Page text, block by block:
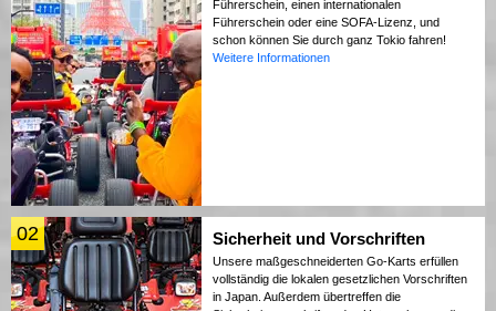
Führerschein, einen internationalen
Führerschein oder eine SOFA-Lizenz, und
schon können Sie durch ganz Tokio fahren!
Weitere Informationen
02 Sicherheit und Vorschriften
Unsere maßgeschneiderten Go-Karts erfüllen
vollständig die lokalen gesetzlichen Vorschriften
in Japan. Außerdem übertreffen die